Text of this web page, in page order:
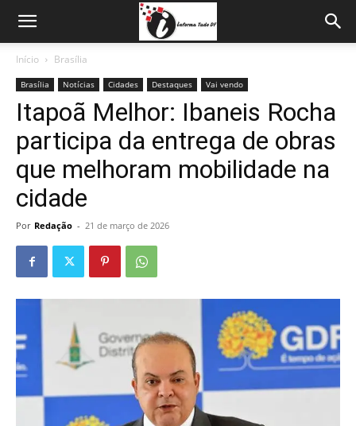
Início Brasília
Brasília Notícias Cidades Destaques Vai vendo
Itapoã Melhor: Ibaneis Rocha
participa da entrega de obras
que melhoram mobilidade na
cidade
Por Redação - 21 de março de 2026